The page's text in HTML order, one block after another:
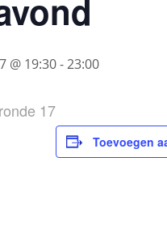
@ 19:30-23:00
17
Toevoegen